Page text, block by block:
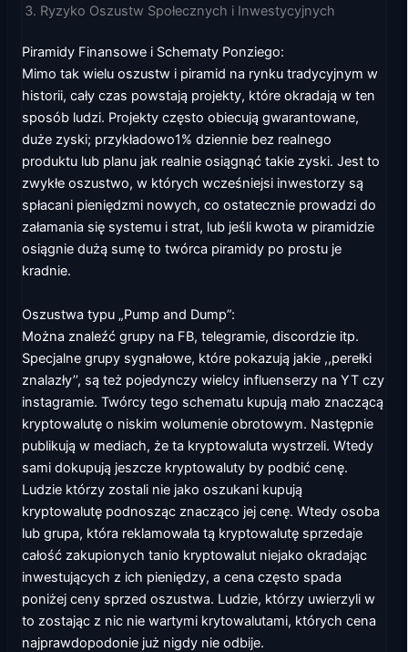
Ryzyko Oszustw Społecznych i Inwestycyjnych
Piramidy Finansowe i Schematy Ponziego:
Mimo tak wielu oszustw i piramid na rynku tradycyjnym w
historii, cały czas powstają projekty, które okradają w ten
sposób ludzi. Projekty często obiecują gwarantowane,
duże zyski; przykładowo1% dziennie bez realnego
produktu lub planu jak realnie osiągnąć takie zyski. Jest to
zwykłe oszustwo, w których wcześniejsi inwestorzy są
spłacani pieniędzmi nowych, co ostatecznie prowadzi do
załamania się systemu i strat, lub jeśli kwota w piramidzie
osiągnie dużą sumę to twórca piramidy po prostu je
kradnie.
Oszustwa typu „Pump and Dump”:
Można znaleźć grupy na FB, telegramie, discordzie itp.
Specjalne grupy sygnałowe, które pokazują jakie ,,perełki
znalazły’’, są też pojedynczy wielcy influenserzy na YT czy
instagramie. Twórcy tego schematu kupują mało znaczącą
kryptowalutę o niskim wolumenie obrotowym. Następnie
publikują w mediach, że ta kryptowaluta wystrzeli. Wtedy
sami dokupują jeszcze kryptowaluty by podbić cenę.
Ludzie którzy zostali nie jako oszukani kupują
kryptowalutę podnosząc znacząco jej cenę. Wtedy osoba
lub grupa, która reklamowała tą kryptowalutę sprzedaje
całość zakupionych tanio kryptowalut niejako okradając
inwestujących z ich pieniędzy, a cena często spada
poniżej ceny sprzed oszustwa. Ludzie, którzy uwierzyli w
to zostając z nic nie wartymi krytowalutami, których cena
najprawdopodonie już nigdy nie odbije.